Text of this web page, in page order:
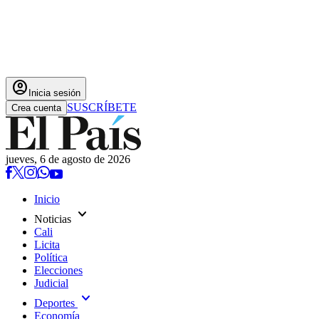
account_circle Inicia sesión
Crea cuenta SUSCRÍBETE
jueves, 6 de agosto de 2026
Inicio
Noticias expand_more
Cali
Licita
Política
Elecciones
Judicial
Deportes expand_more
Economía